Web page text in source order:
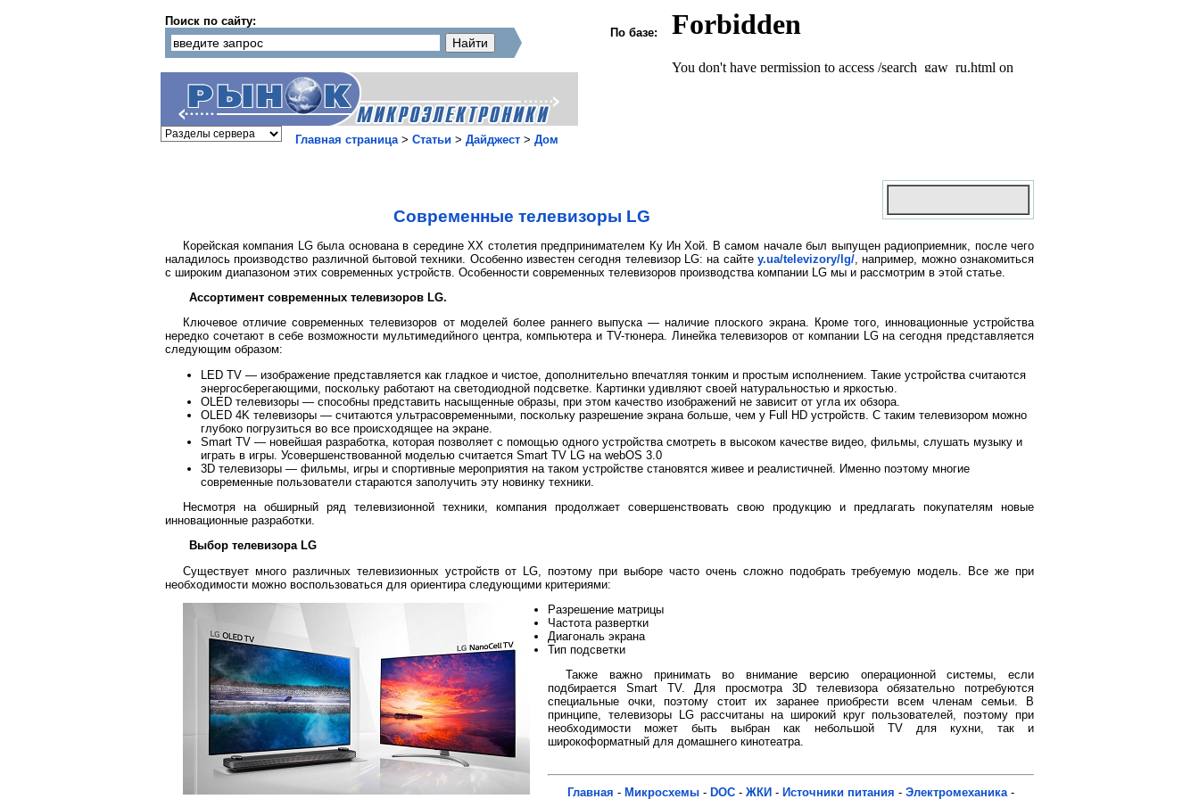
Поиск по сайту:
По базе:
Главная страница> Статьи > Дайджест > Дом
Современные телевизоры LG
Корейская компания LG была основана в середине ХХ столетия предпринимателем Ку Ин Хой. В самом начале был выпущен радиоприемник, после чего
наладилось производство различной бытовой техники. Особенно известен сегодня телевизор LG: на сайте y.ua/televizory/lg/ , например, можно ознакомиться
с широким диапазоном этих современных устройств. Особенности современных телевизоров производства компании LG мы и рассмотрим в этой статье.
Ассортимент современных телевизоров LG.
Ключевое отличие современных телевизоров от моделей более раннего выпуска — наличие плоского экрана. Кроме того, инновационные устройства
нередко сочетают в себе возможности мультимедийного центра, компьютера и TV-тюнера. Линейка телевизоров от компании LG на сегодня представляется
следующим образом:
LED TV — изображение представляется как гладкое и чистое, дополнительно впечатляя тонким и простым исполнением. Такие устройства считаются
энергосберегающими, поскольку работают на светодиодной подсветке. Картинки удивляют своей натуральностью и яркостью.
OLED телевизоры — способны представить насыщенные образы, при этом качество изображений не зависит от угла их обзора.
OLED 4K телевизоры — считаются ультрасовременными, поскольку разрешение экрана больше, чем у Full HD устройств. С таким телевизором можно
глубоко погрузиться во все происходящее на экране.
Smart TV — новейшая разработка, которая позволяет с помощью одного устройства смотреть в высоком качестве видео, фильмы, слушать музыку и
играть в игры. Усовершенствованной моделью считается Smart TV LG на webOS 3.0
3D телевизоры — фильмы, игры и спортивные мероприятия на таком устройстве становятся живее и реалистичней. Именно поэтому многие
современные пользователи стараются заполучить эту новинку техники.
Несмотря на обширный ряд телевизионной техники, компания продолжает совершенствовать свою продукцию и предлагать покупателям новые
инновационные разработки.
Выбор телевизора LG
Существует много различных телевизионных устройств от LG, поэтому при выборе часто очень сложно подобрать требуемую модель. Все же при
необходимости можно воспользоваться для ориентира следующими критериями:
Разрешение матрицы
Частота развертки
Диагональ экрана
Тип подсветки
Также важно принимать во внимание версию операционной системы, если
подбирается Smart TV. Для просмотра 3D телевизора обязательно потребуются
специальные очки, поэтому стоит их заранее приобрести всем членам семьи. В
принципе, телевизоры LG рассчитаны на широкий круг пользователей, поэтому при
необходимости может быть выбран как небольшой TV для кухни, так и
широкоформатный для домашнего кинотеатра.
Главная - Микросхемы - DOC - ЖКИ - Источники питания - Электромеханика-